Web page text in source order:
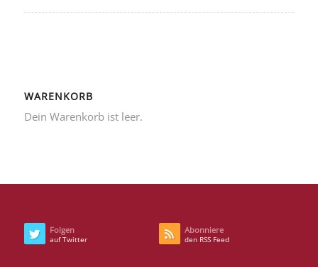
WARENKORB
Dein Warenkorb ist leer.
Folgen
auf Twitter
Abonniere
den RSS Feed